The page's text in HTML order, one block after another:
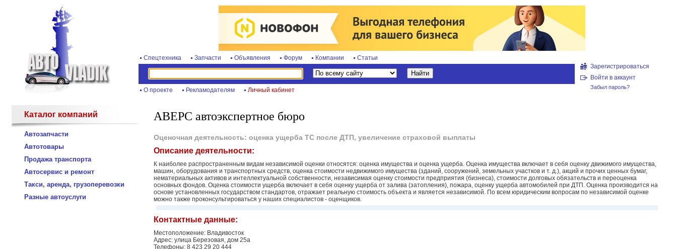
Спецтехника Запчасти Объявления Форум Компании Статьи
О проекте Рекламодателям Личный кабинет
Зарегистрироваться
Войти в аккаунт
Забыл пароль?
Каталог компаний
Автозапчасти
Автотовары
Продажа транспорта
Автосервис и ремонт
Такси, аренда, грузоперевозки
Разные автоуслуги
АВЕРС автоэкспертное бюро
Оценочная деятельность: оценка ущерба ТС после ДТП, увеличение страховой выплаты
Описание деятельности:
К наиболее распространенным видам независимой оценки относятся: оценка имущества и оценка ущерба. Оценка имущества включает в себя оценку движимого имущества,
машин, оборудования и транспортных средств, оценка стоимости недвижимого имущества (зданий, сооружений, земельных участков и т. д.), акций и прочих ценных бумаг,
нематериальных активов и интеллектуальной собственности, независимая оценку стоимости предприятия (бизнеса), стоимости долговых обязательств и переоценка
основных фондов. Оценка стоимости ущерба включает в себя оценку ущерба от залива (затопления), пожара, оценку ущерба автомобилей при ДТП. Оценка производится на
основе установленных государством стандартов, отражает реальную стоимость объекта и является независимой. По всем юридическим вопросам по независимой оценке
можно также проконсультироваться у наших специалистов - оценщиков.
Контактные данные:
Местоположение: Владивосток
Адрес: улица Березовая, дом 25а
Телефоны: 8 423 29 20 444